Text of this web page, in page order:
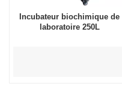
Incubateur biochimique de
laboratoire 250L